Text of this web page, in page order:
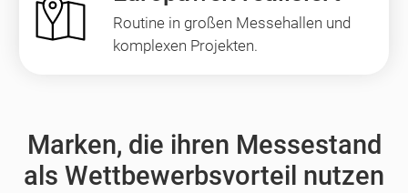
Routine in großen Messehallen und
komplexen Projekten.
Marken, die ihren Messestand
als Wettbewerbsvorteil nutzen